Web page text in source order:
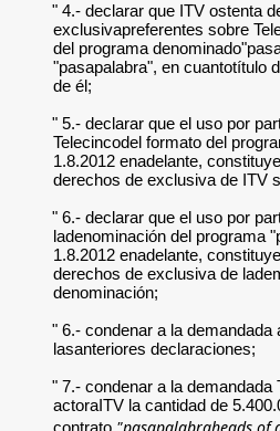
" 4.- declarar que ITV ostenta
exclusivapreferentes sobre
del programa
"pasapalabra", en cuantotítulo
de él;
" 5.- declarar que el uso por
Telecincodel formato del
1.8.2012 enadelante,
derechos de exclusiva de ITV
" 6.- declarar que el uso por
ladenominación del programa
1.8.2012 enadelante,
derechos de exclusiva de
denominación;
" 6.- condenar a la demandada
lasanteriores declaraciones;
" 7.- condenar a la demandada
actoraITV la cantidad de
"pasapalabraheads of